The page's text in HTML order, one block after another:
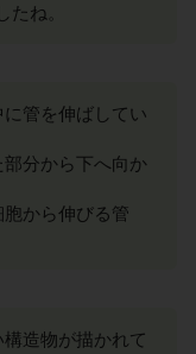
たね。
管を伸ばしてい
分から下へ向か
から伸びる管
造物が描かれて